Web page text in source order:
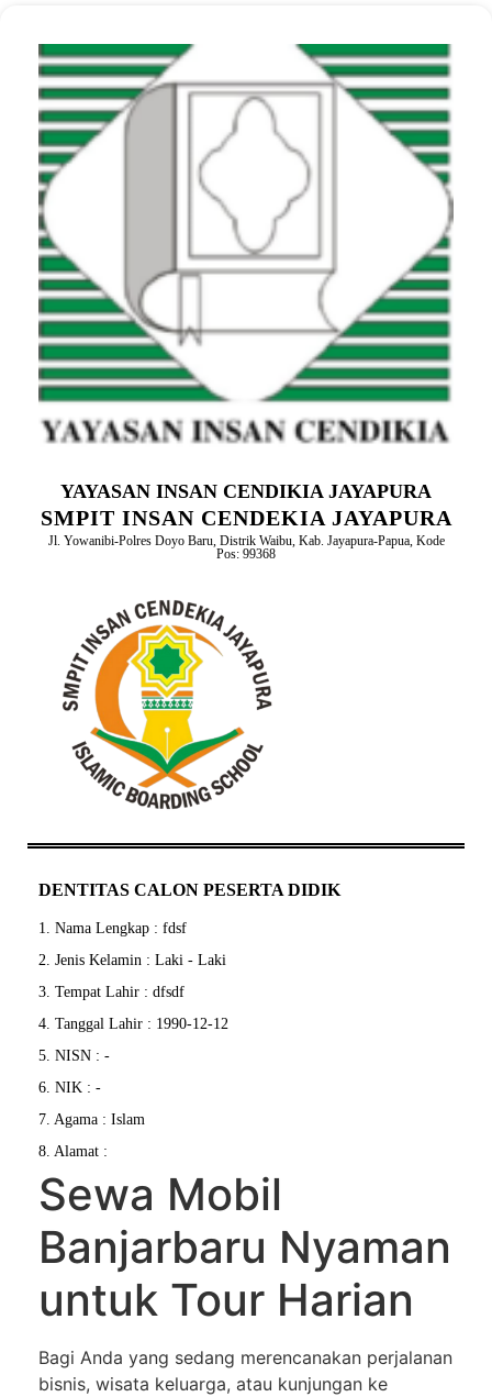
YAYASAN INSAN CENDIKIA JAYAPURA
SMPIT INSAN CENDEKIA JAYAPURA
Jl. Yowanibi-Polres Doyo Baru, Distrik Waibu, Kab. Jayapura-Papua, Kode
Pos: 99368
DENTITAS CALON PESERTA DIDIK
1. Nama Lengkap : fdsf
2. Jenis Kelamin : Laki - Laki
3. Tempat Lahir : dfsdf
4. Tanggal Lahir : 1990-12-12
5. NISN : -
6. NIK : -
7. Agama : Islam
8. Alamat :
Sewa Mobil
Banjarbaru Nyaman
untuk Tour Harian
Bagi Anda yang sedang merencanakan perjalanan
bisnis, wisata keluarga, atau kunjungan ke